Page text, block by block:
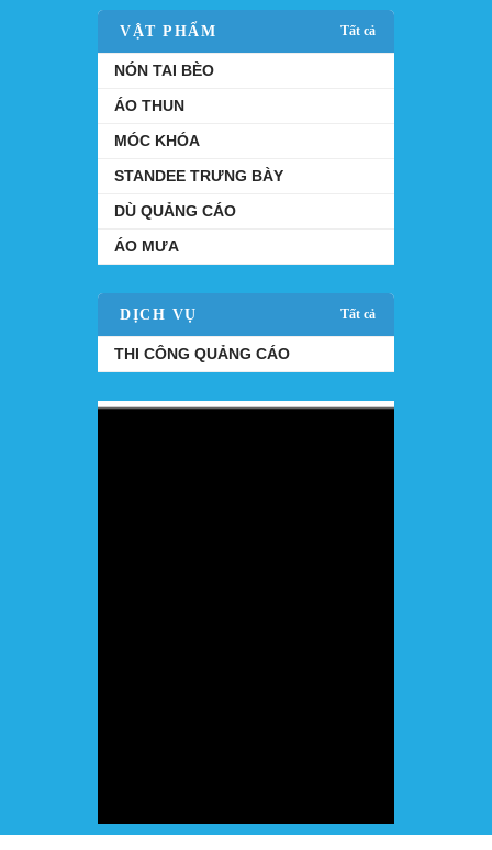
VẬT PHẨM Tất cả
NÓN TAI BÈO
ÁO THUN
MÓC KHÓA
STANDEE TRƯNG BÀY
DÙ QUẢNG CÁO
ÁO MƯA
DỊCH VỤ Tất cả
THI CÔNG QUẢNG CÁO